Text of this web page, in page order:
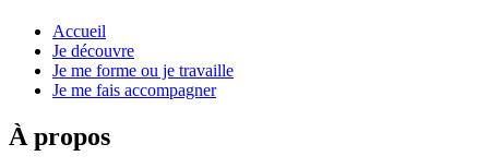
Accueil
Je découvre
Je me forme ou je travaille
Je me fais accompagner
À propos